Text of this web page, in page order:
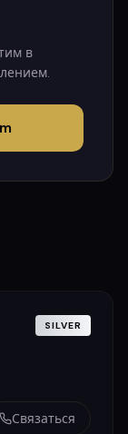
в
SILVER
Связаться